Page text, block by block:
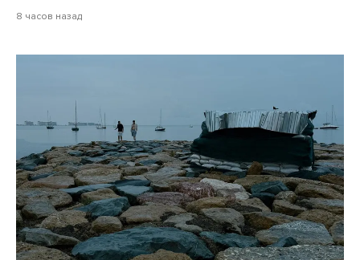
8 часов назад